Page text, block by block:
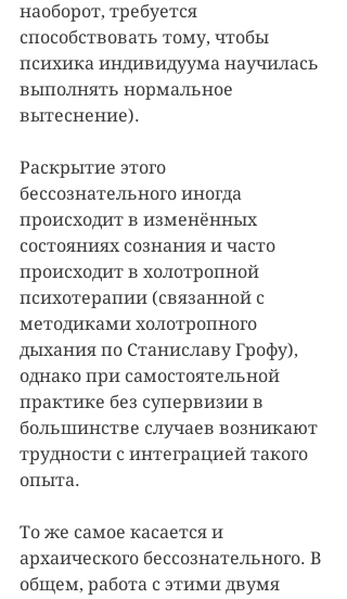
наоборот, требуется
способствовать тому, чтобы
психика индивидуума научилась
выполнять нормальное
вытеснение).
Раскрытие этого
бессознательного иногда
происходит в изменённых
состояниях сознания и часто
происходит в холотропной
психотерапии (связанной с
методиками холотропного
дыхания по Станиславу Грофу),
однако при самостоятельной
практике без супервизии в
большинстве случаев возникают
трудности с интеграцией такого
опыта.
То же самое касается и
архаического бессознательного. В
общем, работа с этими двумя